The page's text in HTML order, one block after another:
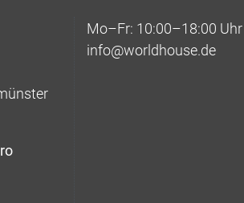
Mo–Fr: 10:00–18:00 Uhr
info@worldhouse.de